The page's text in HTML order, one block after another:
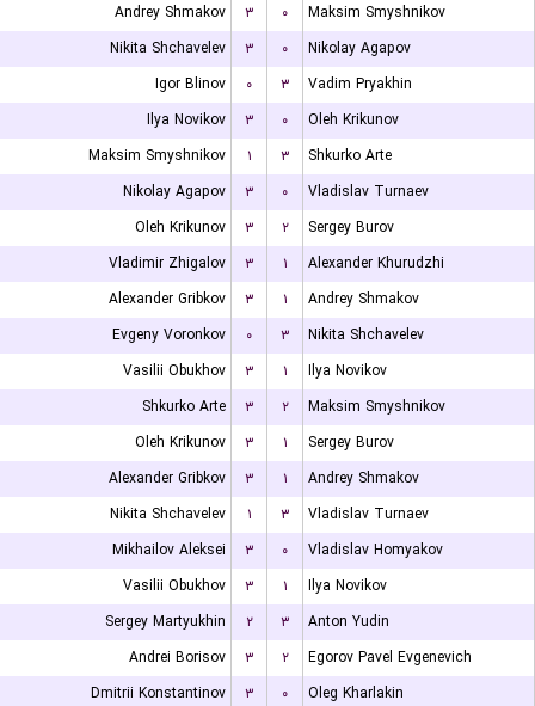
Andrey Shmakov
۳ ۰
Maksim Smyshnikov
Nikita Shchavelev
۳ ۰
Nikolay Agapov
Igor Blinov
۰ ۳
Vadim Pryakhin
Ilya Novikov
۳ ۰
Oleh Krikunov
Maksim Smyshnikov
۱ ۳
Shkurko Arte
Nikolay Agapov
۳ ۰
Vladislav Turnaev
Oleh Krikunov
۳ ۲
Sergey Burov
Vladimir Zhigalov
۳ ۱
Alexander Khurudzhi
Alexander Gribkov
۳ ۱
Andrey Shmakov
Evgeny Voronkov
۰ ۳
Nikita Shchavelev
Vasilii Obukhov
۳ ۱
Ilya Novikov
Shkurko Arte
۳ ۲
Maksim Smyshnikov
Oleh Krikunov
۳ ۱
Sergey Burov
Alexander Gribkov
۳ ۱
Andrey Shmakov
Nikita Shchavelev
۱ ۳
Vladislav Turnaev
Mikhailov Aleksei
۳ ۰
Vladislav Homyakov
Vasilii Obukhov
۳ ۱
Ilya Novikov
Sergey Martyukhin
۲ ۳
Anton Yudin
Andrei Borisov
۳ ۲
Egorov Pavel Evgenevich
Dmitrii Konstantinov
۳ ۰
Oleg Kharlakin